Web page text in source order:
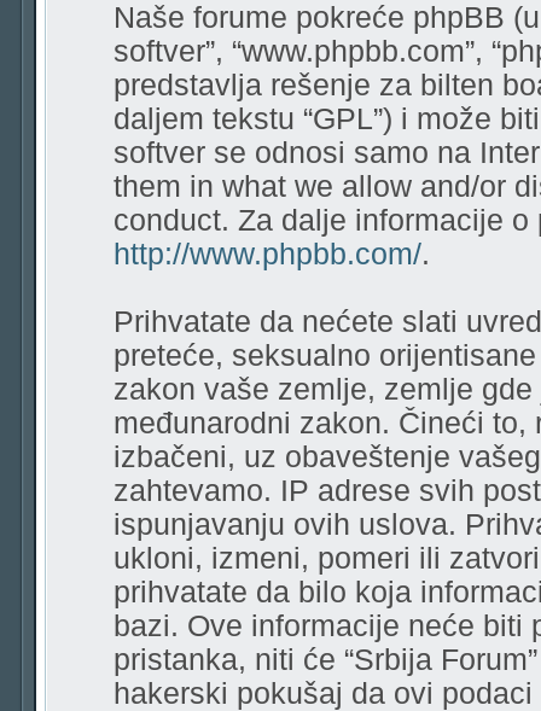
Naše forume pokreće phpBB
softver”, “www.phpbb.com”,
predstavlja rešenje za bilten
daljem tekstu “GPL”) i može
softver se odnosi samo na
them in what we allow and/or
conduct. Za dalje informacije
http://www.phpbb.com/.
Prihvatate da nećete slati
preteće, seksualno
zakon vaše zemlje, zemlje gde
međunarodni zakon. Čineći
izbačeni, uz obaveštenje
zahtevamo. IP adrese svih
ispunjavanju ovih uslova.
ukloni, izmeni, pomeri ili
prihvatate da bilo koja
bazi. Ove informacije neće
pristanka, niti će “Srbija
hakerski pokušaj da ovi